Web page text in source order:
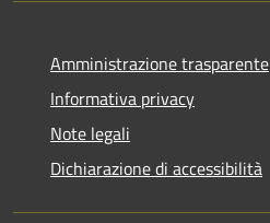
Amministrazione trasparente
Informativa privacy
Note legali
Dichiarazione di accessibilità